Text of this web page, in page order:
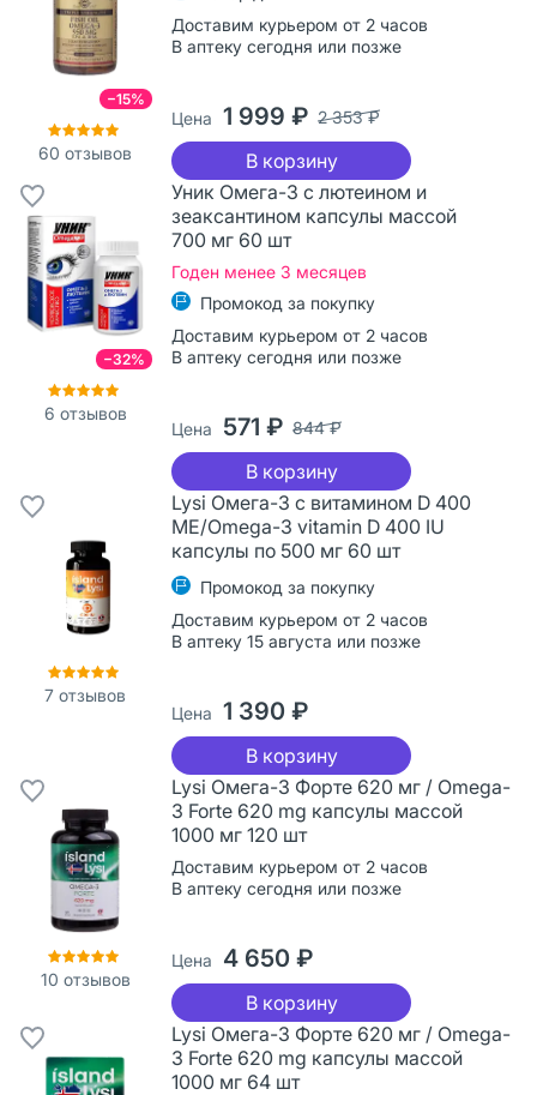
−15%
60 отзывов
Доставим курьером от 2 часов
В аптеку сегодня или позже
Цена 1 999 ₽ 2 353 ₽
В корзину
−32%
6 отзывов
Уник Омега-3 с лютеином и
зеаксантином капсулы массой
700 мг 60 шт
Годен менее 3 месяцев
Промокод за покупку
Доставим курьером от 2 часов
В аптеку сегодня или позже
Цена 571 ₽ 844 ₽
В корзину
7 отзывов
Lysi Омега-3 с витамином D 400
ME/Omega-3 vitamin D 400 IU
капсулы по 500 мг 60 шт
Промокод за покупку
Доставим курьером от 2 часов
В аптеку 15 августа или позже
Цена 1 390 ₽
В корзину
10 отзывов
Lysi Омега-3 Форте 620 мг / Omega-
3 Forte 620 mg капсулы массой
1000 мг 120 шт
Доставим курьером от 2 часов
В аптеку сегодня или позже
Цена 4 650 ₽
В корзину
Lysi Омега-3 Форте 620 мг / Omega-
3 Forte 620 mg капсулы массой
1000 мг 64 шт